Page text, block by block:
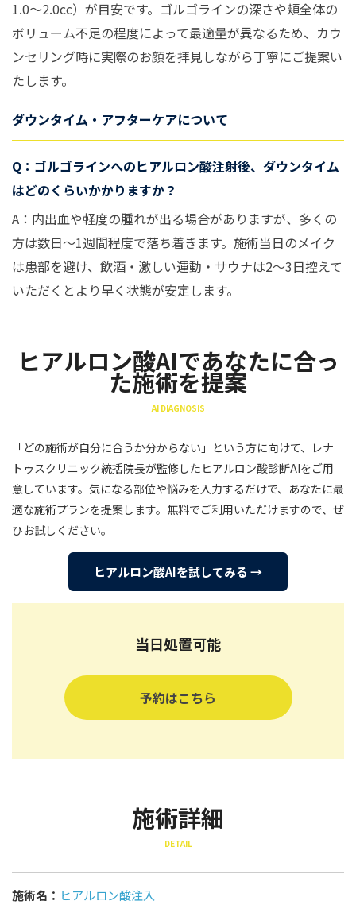
1.0〜2.0cc）が目安です。ゴルゴラインの深さや頬全体の
ボリューム不足の程度によって最適量が異なるため、カウ
ンセリング時に実際のお顔を拝見しながら丁寧にご提案い
たします。
ダウンタイム・アフターケアについて
Q：ゴルゴラインへのヒアルロン酸注射後、ダウンタイム
はどのくらいかかりますか？
A：内出血や軽度の腫れが出る場合がありますが、多くの
方は数日〜1週間程度で落ち着きます。施術当日のメイク
は患部を避け、飲酒・激しい運動・サウナは2〜3日控えて
いただくとより早く状態が安定します。
ヒアルロン酸AIであなたに合っ
た施術を提案
AI DIAGNOSIS
「どの施術が自分に合うか分からない」という方に向けて、レナ
トゥスクリニック統括院長が監修したヒアルロン酸診断AIをご用
意しています。気になる部位や悩みを入力するだけで、あなたに最
適な施術プランを提案します。無料でご利用いただけますので、ぜ
ひお試しください。
ヒアルロン酸AIを試してみる →
当日処置可能
予約はこちら
施術詳細
DETAIL
施術名： ヒアルロン酸注入